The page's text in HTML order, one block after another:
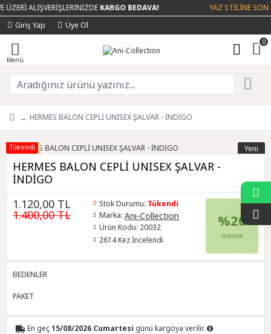
ALIŞVERİŞLERİNİZDEKARGO BEDAVA!
YAZ STİLİNE SON
Giriş Yap
Üye Ol
0
HERMES BALON CEPLİ UNISEX ŞALVAR - İNDİGO
Yeni
%20
İndirim
Tükendi
HERMES BALON CEPLİ UNISEX ŞALVAR -
İNDİGO
1.120,00 TL
1.400,00 TL
Stok Durumu: Tükendi
Marka: Anı-Collection
Ürün Kodu: 20032
2614 Kez İncelendi
%20
indirim
BEDENLER
PAKET
En geç15/08/2026 Cumartesi günü kargoya verilir.